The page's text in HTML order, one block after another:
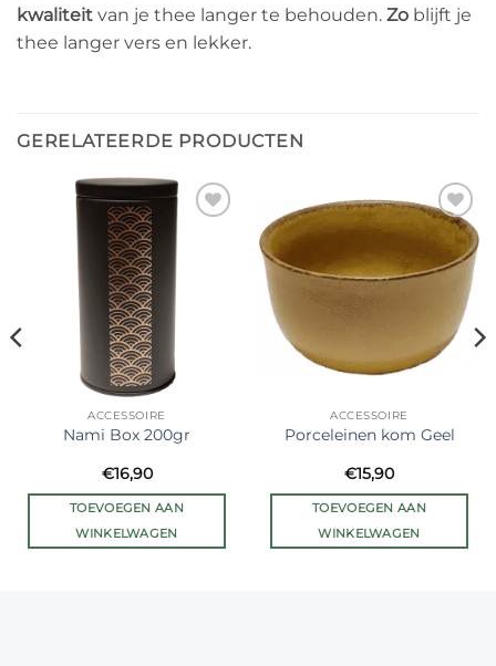
kwaliteit van je thee langer te behouden. Zo blijft je
thee langer vers en lekker.
GERELATEERDE PRODUCTEN
Ajouter
ACCESSOIRE
Nami Box 200gr
€16,90
TOEVOEGEN AAN
WINKELWAGEN
Ajouter
à la liste
de
souhaits
ACCESSOIRE
Porceleinen kom Geel
€15,90
TOEVOEGEN AAN
WINKELWAGEN